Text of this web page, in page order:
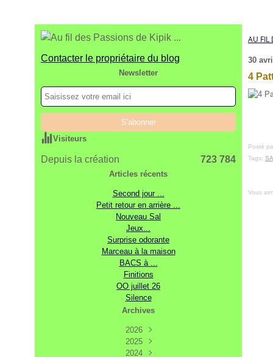
Contacter le propriétaire du blog
Newsletter
Visiteurs
Depuis la création 723 784
Articles récents
Second jour ...
Petit retour en arrière ...
Nouveau Sal
Jeux...
Surprise odorante
Marceau à la maison
BACS à ...
Finitions
OO juillet 26
Silence
Archives
2026
Août
(2)
Juillet(7)
2025
Décembre
2024
AU FIL
30
4
Posté
Tags:
Vous